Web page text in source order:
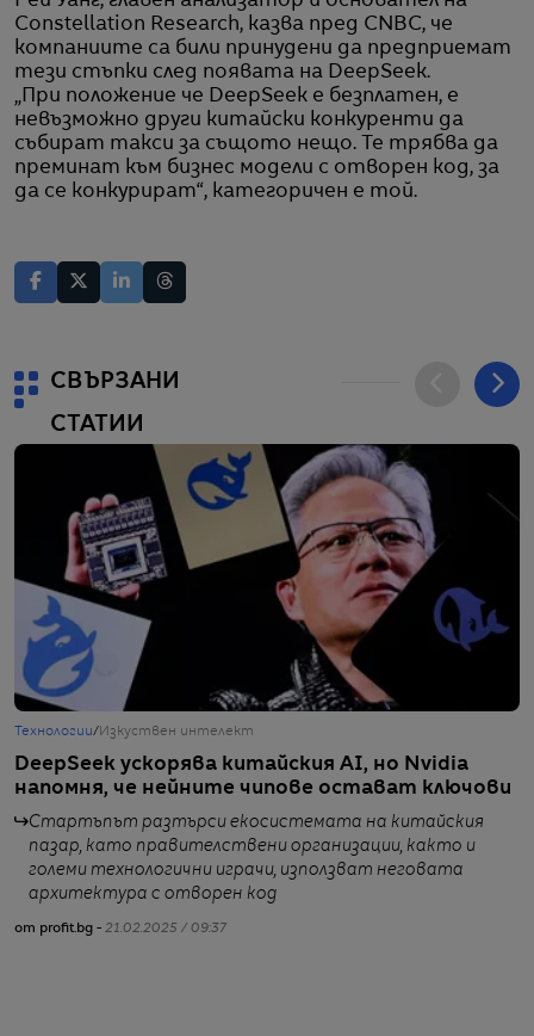
Constellation Research, казва пред CNBC, че
компаниите са били принудени да предприемат
тези стъпки след появата на DeepSeek.
„При положение че DeepSeek е безплатен, е
невъзможно други китайски конкуренти да
събират такси за същото нещо. Те трябва да
преминат към бизнес модели с отворен код, за
да се конкурират“, категоричен е той.
СВЪРЗАНИ
СТАТИИ
Технологии/ Изкуствен интелект
DeepSeek ускорява китайския AI, но Nvidia
напомня, че нейните чипове остават ключови
Стартъпът разтърси екосистемата на китайския
пазар, като правителствени организации, както и
големи технологични играчи, използват неговата
архитектура с отворен код
от profit.bg - 21.02.2025 / 09:37